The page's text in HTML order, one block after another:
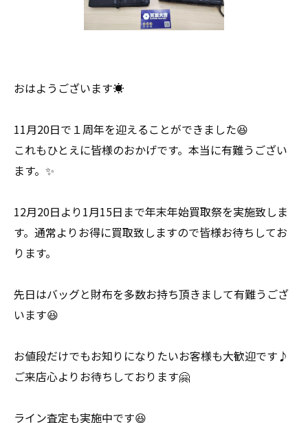
おはようございます☀
11月20日で１周年を迎えることができました😆
これもひとえに皆様のおかげです。本当に有難うござい
ます。✨
12月20日より1月15日まで年末年始買取祭を実施致しま
す。通常よりお得に買取致しますので皆様お待ちしてお
ります。
先日はバッグと財布を多数お持ち頂きまして有難うござ
います😆
お値段だけでもお知りになりたいお客様も大歓迎です♪
ご来店心よりお待ちしております🤗
ライン査定も実施中です😆